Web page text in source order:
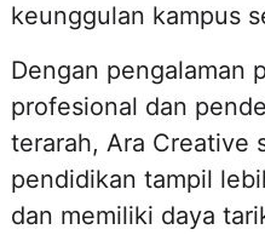
keunggulan kampus
Dengan pengalaman
profesional dan
terarah, Ara Creative
pendidikan tampil
dan memiliki daya